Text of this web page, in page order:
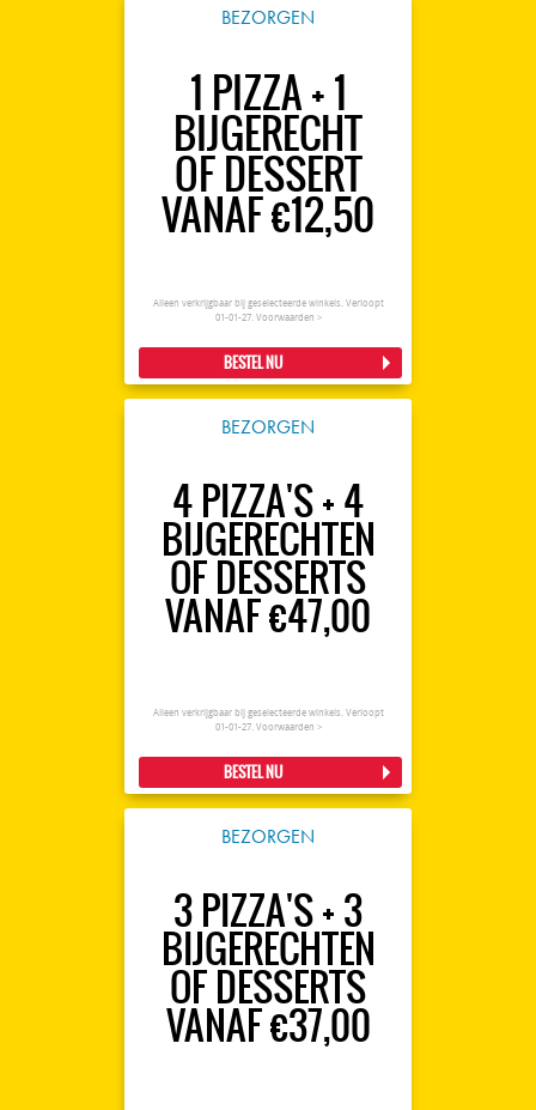
BEZORGEN
1 PIZZA + 1
BIJGERECHT
OF DESSERT
VANAF €12,50
Alleen verkrijgbaar bij geselecteerde winkels. Verloopt
01-01-27. Voorwaarden >
BESTEL NU
BEZORGEN
4 PIZZA'S + 4
BIJGERECHTEN
OF DESSERTS
VANAF €47,00
Alleen verkrijgbaar bij geselecteerde winkels. Verloopt
01-01-27. Voorwaarden >
BESTEL NU
BEZORGEN
3 PIZZA'S + 3
BIJGERECHTEN
OF DESSERTS
VANAF €37,00